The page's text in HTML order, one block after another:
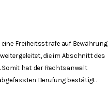
Freiheitsstrafe auf Bewährung
die im Abschnitt des
Somit hat der Rechtsanwalt
Berufung bestätigt.